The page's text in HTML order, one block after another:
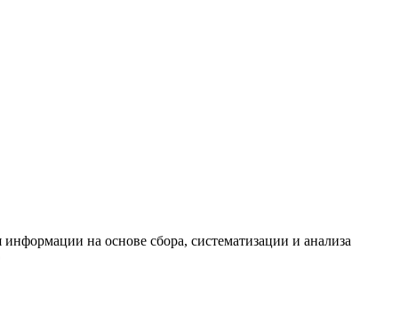
на основе сбора, систематизации и анализа